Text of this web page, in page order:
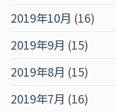
2019年10月 (16)
2019年9月 (15)
2019年8月 (15)
2019年7月 (16)